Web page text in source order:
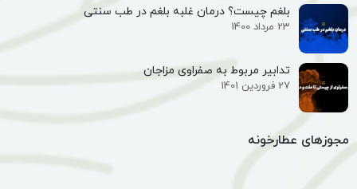
بلغم چیست؟ درمان غلبه بلغم در طب سنتی
23 مرداد 1400
تدابیر مربوط به صفراوی مزاجان
27 فروردین 1401
مجوزهای عطارخونه